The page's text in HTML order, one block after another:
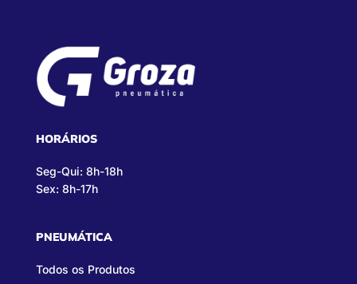
HORÁRIOS
Seg-Qui: 8h-18h
Sex: 8h-17h
PNEUMÁTICA
Todos os Produtos